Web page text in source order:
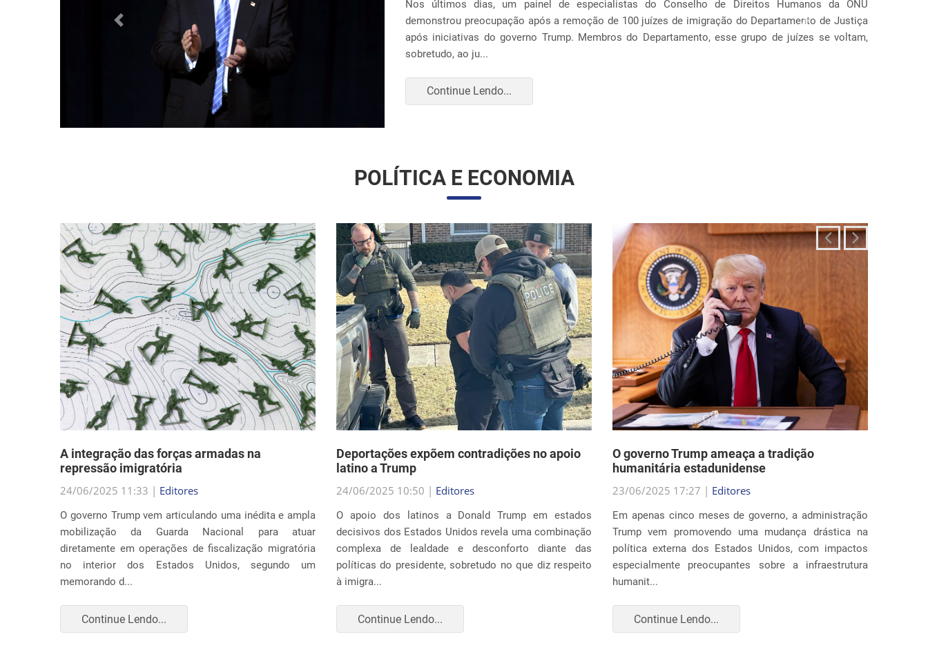
A notícia publicada pela revista TIME mostra que o governo dos Estados Unidos pretende ampliar o
sistema de detenção de imigrantes do ICE (órgão de imigração e alfândega). O plano prevê a
construção ou expansão de unidades em 14 locais diferentes, incluindo estados como Texas, F...
Anterior Próximo
POLÍTICA E ECONOMIA
A integração das forças armadas na
repressão imigratória
24/06/2025 11:33 | Editores
O governo Trump vem articulando uma inédita e ampla
mobilização da Guarda Nacional para atuar
diretamente em operações de fiscalização migratória
no interior dos Estados Unidos, segundo um
memorando d...
Continue Lendo...
Deportações expõem contradições no apoio
latino a Trump
24/06/2025 10:50 | Editores
O apoio dos latinos a Donald Trump em estados
decisivos dos Estados Unidos revela uma combinação
complexa de lealdade e desconforto diante das
políticas do presidente, sobretudo no que diz respeito
à imigra...
Continue Lendo...
O governo Trump ameaça a tradição
humanitária estadunidense
23/06/2025 17:27 | Editores
Em apenas cinco meses de governo, a administração
Trump vem promovendo uma mudança drástica na
política externa dos Estados Unidos, com impactos
especialmente preocupantes sobre a infraestrutura
humanit...
Continue Lendo...